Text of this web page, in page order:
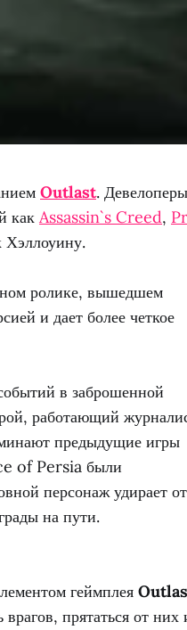
Outlast.
как Assassin`s Creed,
Хэллоуину.
ролике, вышедшем
и дает более четкое
в заброшенной
работающий
предыдущие игры
of Persia были
персонаж удирает от
на пути.
геймплея
прятаться от них